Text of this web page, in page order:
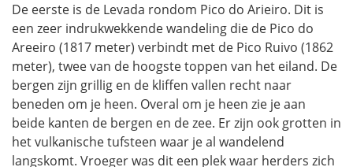
De eerste is de Levada rondom Pico do Arieiro. Dit is
een zeer indrukwekkende wandeling die de Pico do
Areeiro (1817 meter) verbindt met de Pico Ruivo (1862
meter), twee van de hoogste toppen van het eiland. De
bergen zijn grillig en de kliffen vallen recht naar
beneden om je heen. Overal om je heen zie je aan
beide kanten de bergen en de zee. Er zijn ook grotten in
het vulkanische tufsteen waar je al wandelend
langskomt. Vroeger was dit een plek waar herders zich